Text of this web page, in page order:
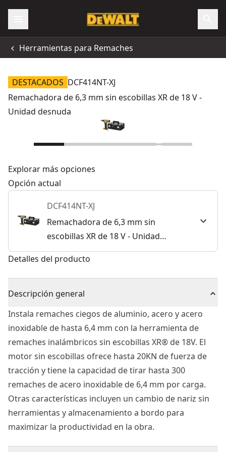
Herramientas para Remaches
DESTACADOS DCF414NT-XJ
Remachadora de 6,3 mm sin escobillas XR de 18 V -
Unidad desnuda
Explorar más opciones
Opción actual
DCF414NT-XJ
Remachadora de 6,3 mm sin
escobillas XR de 18 V - Unidad
desnuda
Detalles del producto
Descripción general
Instala remaches ciegos de aluminio, acero y acero
inoxidable de hasta 6,4 mm con la herramienta de
remaches inalámbricos sin escobillas XR® de 18V. El
motor sin escobillas ofrece hasta 20KN de fuerza de
tracción y tiene la capacidad de tirar hasta 300
remaches de acero inoxidable de 6,4 mm por carga.
Otras características incluyen un cambio de nariz sin
herramientas y almacenamiento a bordo para
maximizar la productividad en la obra.